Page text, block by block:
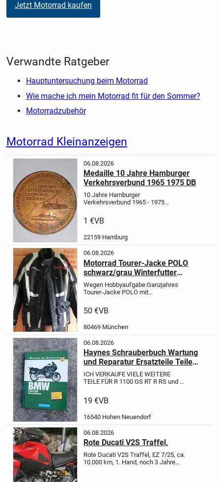
Jetzt Motorrad kaufen
Verwandte Ratgeber
Hauptuntersuchung beim Motorrad
Wie mache ich mein Motorrad fit für den Sommer?
Motorradzubehör
Motorrad Kleinanzeigen
06.08.2026
Medaille 10 Jahre Hamburger
Verkehrsverbund 1965 1975 DB
10 Jahre Hamburger
Verkehrsverbund 1965 - 1975
einer seltene Medaille 10 Jahre
Hamburger Verkehrsverbund,
HamburgAus dem Jahre...
1 €VB
22159 Hamburg
06.08.2026
Motorrad Tourer-Jacke POLO
schwarz/grau Winterfutter
herausnehmbar
Wegen Hobbyaufgabe:Ganzjahres
Tourer-Jacke POLO mit
Protektoren
wie M aus
Ellbogen, Rücken &...
50 €VB
80469 München
06.08.2026
Haynes Schrauberbuch Wartung
und Reparatur Ersatzteile Teile
BMW R 1100 1150 RT R GS RS S
ICH VERKAUFE VIELE WEITERE
TEILE FÜR R 1100 GS RT R RS und R
ABS-Gerät, HAG, Bremssättel,
Zündschloss, Tankschloss.... Bei
wird...
19 €VB
16540 Hohen Neuendorf
06.08.2026
Rote Ducati V2S Traffel,
Rote Ducati V2S Traffel, EZ 7/25, ca.
10.000 km, 1. Hand, noch 3 Jahre